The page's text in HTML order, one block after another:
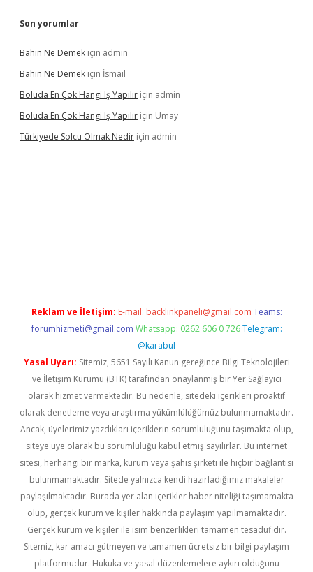
Son yorumlar
Bahın Ne Demek için admin
Bahın Ne Demek için İsmail
Boluda En Çok Hangi Iş Yapılır için admin
Boluda En Çok Hangi Iş Yapılır için Umay
Türkiyede Solcu Olmak Nedir için admin
Reklam ve İletişim: E-mail: backlinkpaneli@gmail.com Teams:
forumhizmeti@gmail.com Whatsapp: 0262 606 0 726 Telegram:
@karabul
Yasal Uyarı: Sitemiz, 5651 Sayılı Kanun gereğince Bilgi Teknolojileri
ve İletişim Kurumu (BTK) tarafından onaylanmış bir Yer Sağlayıcı
olarak hizmet vermektedir. Bu nedenle, sitedeki içerikleri proaktif
olarak denetleme veya araştırma yükümlülüğümüz bulunmamaktadır.
Ancak, üyelerimiz yazdıkları içeriklerin sorumluluğunu taşımakta olup,
siteye üye olarak bu sorumluluğu kabul etmiş sayılırlar. Bu internet
sitesi, herhangi bir marka, kurum veya şahıs şirketi ile hiçbir bağlantısı
bulunmamaktadır. Sitede yalnızca kendi hazırladığımız makaleler
paylaşılmaktadır. Burada yer alan içerikler haber niteliği taşımamakta
olup, gerçek kurum ve kişiler hakkında paylaşım yapılmamaktadır.
Gerçek kurum ve kişiler ile isim benzerlikleri tamamen tesadüfidir.
Sitemiz, kar amacı gütmeyen ve tamamen ücretsiz bir bilgi paylaşım
platformudur. Hukuka ve yasal düzenlemelere aykırı olduğunu